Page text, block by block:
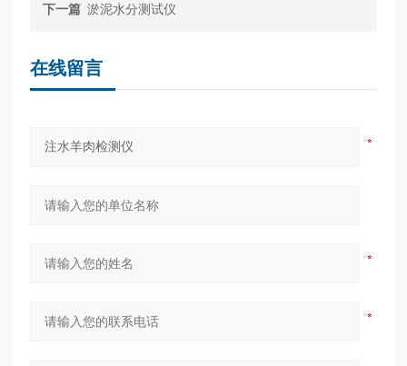
下一篇 淤泥水分测试仪
在线留言